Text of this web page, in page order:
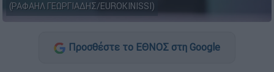
(ΡΑΦΑΗΛ ΓΕΩΡΓΙΑΔΗΣ/EUROKINISSI)
Προσθέστε το ΕΘΝΟΣ στη Google